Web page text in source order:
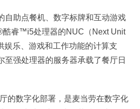
自助点餐机、数字标牌和互动游戏
酷睿™i5处理器的NUC（Next Unit
娱乐、游戏和工作功能的计算支
至强处理器的服务器承载了餐厅日
的数字化部署，是麦当劳在数字化